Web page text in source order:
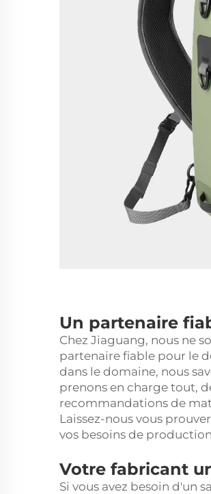
Un partenaire
Chez Jiaguang, nous ne
partenaire fiable pour le
dans le domaine, nous
prenons en charge tout,
recommandations de
Laissez-nous vous
vos besoins de
Votre fabricant
Si vous avez besoin d'un